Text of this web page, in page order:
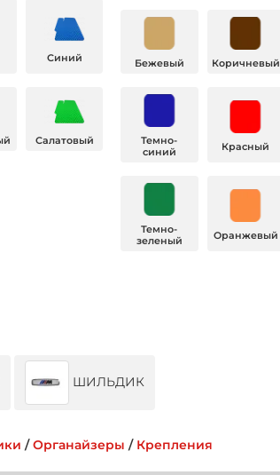
Синий
Салатовый
Бежевый Коричневый
Темно-
синий
Красный
Темно-
зеленый
Оранжевый
ШИЛЬДИК
/Органайзеры / Крепления